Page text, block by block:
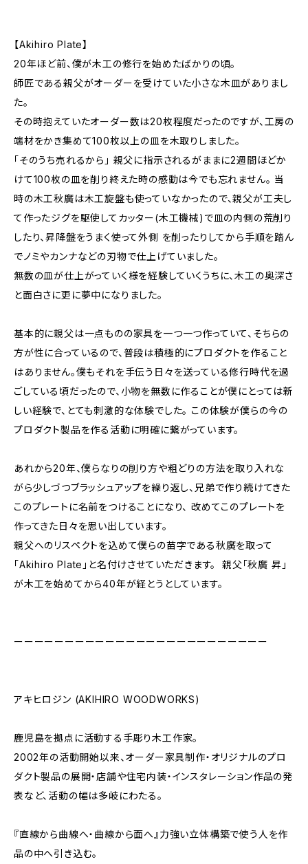
【Akihiro Plate】
20年ほど前、僕が木工の修行を始めたばかりの頃。
師匠である親父がオーダーを受けていた小さな木皿がありまし
た。
その時抱えていたオーダー数は20枚程度だったのですが、工房の
端材をかき集めて100枚以上の皿を木取りしました。
「そのうち売れるから」 親父に指示されるがままに2週間ほどか
けて100枚の皿を削り終えた時の感動は今でも忘れません。 当
時の木工秋廣は木工旋盤も使っていなかったので、親父が工夫し
て作ったジグを駆使してカッター(木工機械)で皿の内側の荒削り
したり、昇降盤をうまく使って外側 を削ったりしてから手順を踏ん
でノミやカンナなどの刃物で仕上げていました。
無数の皿が仕上がっていく様を経験していくうちに、木工の奥深さ
と面白さに更に夢中になりました。
基本的に親父は一点ものの家具を一つ一つ作っていて、そちらの
方が性に合っているので、普段は積極的にプロダクトを作ること
はありません。僕もそれを手伝う日々を送っている修行時代を過
ごしている頃だったので、小物を無数に作ることが僕にとっては新
しい経験で、とても刺激的な体験でした。 この体験が僕らの今の
プロダクト製品を作る活動に明確に繋がっています。
あれから20年、僕らなりの削り方や粗どりの方法を取り入れな
がら少しづつブラッシュアップを繰り返し、兄弟で作り続けてきた
このプレートに名前をつけることになり、 改めてこのプレートを
作ってきた日々を思い出しています。
親父へのリスペクトを込めて僕らの苗字である秋廣を取って
「Akihiro Plate」と名付けさせていただきます。 親父「秋廣 昇」
が木工を始めてから40年が経とうとしています。
ーーーーーーーーーーーーーーーーーーーーーーーーー
アキヒロジン (AKIHIRO WOODWORKS)
鹿児島を拠点に活動する手彫り木工作家。
2002年の活動開始以来、オーダー家具制作・オリジナルのプロ
ダクト製品の展開・店舗や住宅内装・インスタレーション作品の発
表など、活動の幅は多岐にわたる。
『直線から曲線へ・曲線から面へ』力強い立体構築で使う人を作
品の中へ引き込む。